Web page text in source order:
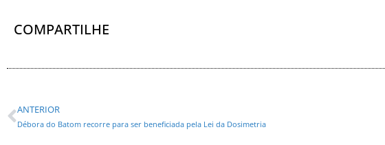
COMPARTILHE
ANTERIOR
Débora do Batom recorre para ser beneficiada pela Lei da Dosimetria